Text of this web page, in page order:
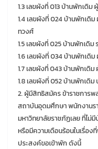
1.3 เลขผังที่ 013 บ้านพักเดิ
1.4 เลขผังที่ 024 บ้านพักเดิ
ทวงศ์
1.5 เลขผังที่ 025 บ้านพักเดิ
1.6 เลขผังที่ 034 บ้านพักเดิ
1.7 เลขผังที่ 043 บ้านพักเดิ
1.8 เลขผังที่ 052 บ้านพักเดิม
2. ผู้มีสิทธิสมัคร ข้าราชการ
สถาบันอุดมศึกษา พนักงานร
มหาวิทยาลัยราชภัฏเลย ที่ไม่
หรือมีความเดือนร้อนในเรื่อ
ประสงค์ขอเข้าพัก ดังนี้